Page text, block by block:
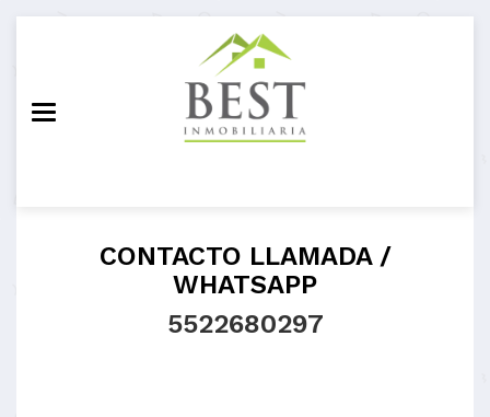
Toggle navigation
CONTACTO LLAMADA /
WHATSAPP
5522680297